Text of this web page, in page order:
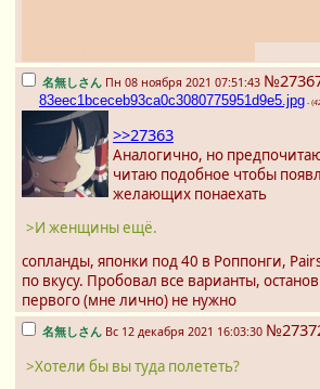
名無しさん Пн 08 ноября 2021 07:51:43
83eec1bceceb93ca0c3080775951d9e5.jpg - (
>>27363
Аналогично, но
читаю подобное чтобы
желающих понаехать
>И женщины ещё.
сопланды, японки под 40 в Роппонги,
по вкусу. Пробовал все варианты,
первого (мне лично) не нужно
名無しさん Вс 12 декабря 2021 16:03:30
>Хотели бы вы туда полететь?